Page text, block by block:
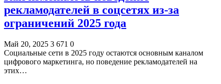
рекламодателей в соцсетях из-за
ограничений 2025 года
Май 20, 2025 3 671 0
Социальные сети в 2025 году остаются основным каналом
цифрового маркетинга, но поведение рекламодателей на
этих…